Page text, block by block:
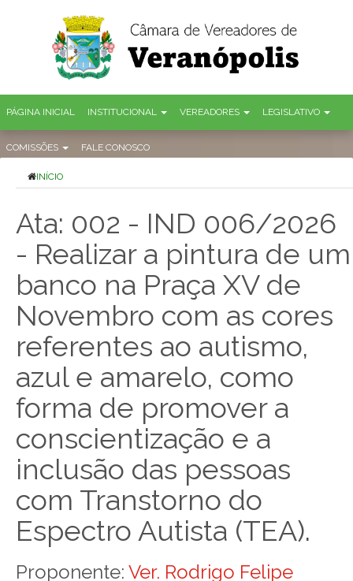
PÁGINA INICIAL INSTITUCIONAL VEREADORES LEGISLATIVO
COMISSÕES FALE CONOSCO
INÍCIO
Ata: 002 - IND 006/2026
- Realizar a pintura de um
banco na Praça XV de
Novembro com as cores
referentes ao autismo,
azul e amarelo, como
forma de promover a
conscientização e a
inclusão das pessoas
com Transtorno do
Espectro Autista (TEA).
Proponente: Ver. Rodrigo Felipe